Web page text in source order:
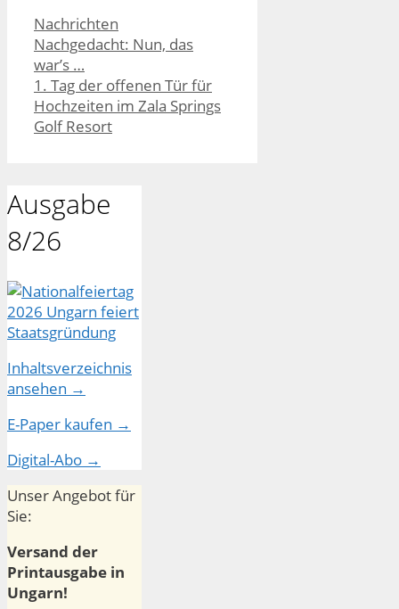
Kategorien
Nachrichten
Nachgedacht: Nun, das
war’s …
1. Tag der offenen Tür für
Hochzeiten im Zala Springs
Golf Resort
Ausgabe
8/26
Inhaltsverzeichnis
ansehen →
E-Paper kaufen →
Digital-Abo →
Unser Angebot für
Sie:
Versand der
Printausgabe in
Ungarn!